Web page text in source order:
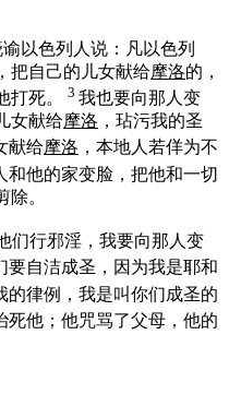
以色列 人说：凡以色列
把自己的儿女献给摩洛的，
死。
3 我也要向那人变
女献给摩洛 ，玷污我的圣
献给摩洛 ，本地人若佯为不
和他的家变脸，把他和一切
。
们行邪淫，我要向那人变
要自洁成圣，因为我是耶和
的律例，我是叫你们成圣的
死他；他咒骂了父母，他的